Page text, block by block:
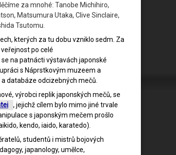
za mnohé: Tanobe Michihiro,
Matsumura Utaka, Clive Sinclaire,
Tsutomu.
kterých za tu dobu vzniklo sedm. Za
po celé
na patnácti výstavách japonské
s Náprstkovým muzeem a
databáze odcizebných mečů.
výrobci replik japonských mečů, se
, jejichž cílem bylo mimo jiné trvale
s japonským mečem prošlo
kendo, iaido, karatedo).
studentů i mistrů bojových
japanology, umělce,